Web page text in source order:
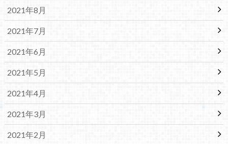
2021年8月
2021年7月
2021年6月
2021年5月
2021年4月
2021年3月
2021年2月